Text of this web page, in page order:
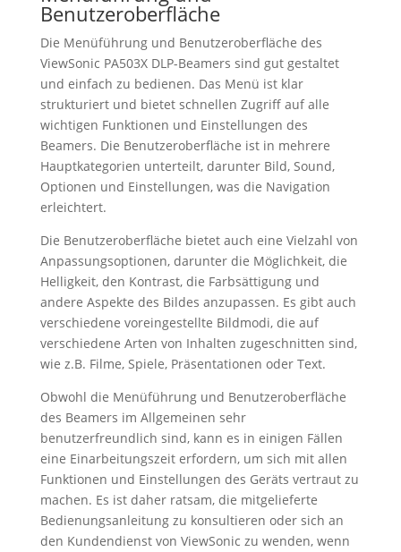
Benutzeroberfläche
Die Menüführung und Benutzeroberfläche des
ViewSonic PA503X DLP-Beamers sind gut gestaltet
und einfach zu bedienen. Das Menü ist klar
strukturiert und bietet schnellen Zugriff auf alle
wichtigen Funktionen und Einstellungen des
Beamers. Die Benutzeroberfläche ist in mehrere
Hauptkategorien unterteilt, darunter Bild, Sound,
Optionen und Einstellungen, was die Navigation
erleichtert.
Die Benutzeroberfläche bietet auch eine Vielzahl von
Anpassungsoptionen, darunter die Möglichkeit, die
Helligkeit, den Kontrast, die Farbsättigung und
andere Aspekte des Bildes anzupassen. Es gibt auch
verschiedene voreingestellte Bildmodi, die auf
verschiedene Arten von Inhalten zugeschnitten sind,
wie z.B. Filme, Spiele, Präsentationen oder Text.
Obwohl die Menüführung und Benutzeroberfläche
des Beamers im Allgemeinen sehr
benutzerfreundlich sind, kann es in einigen Fällen
eine Einarbeitungszeit erfordern, um sich mit allen
Funktionen und Einstellungen des Geräts vertraut zu
machen. Es ist daher ratsam, die mitgelieferte
Bedienungsanleitung zu konsultieren oder sich an
den Kundendienst von ViewSonic zu wenden, wenn